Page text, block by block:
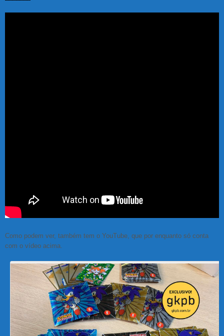
Como podem ver, também tem o YouTube, que por enquanto só conta
com o vídeo acima.